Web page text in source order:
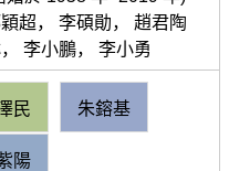
超， 李碩勛， 趙君陶
李小鵬， 李小勇
民 朱鎔基
陽